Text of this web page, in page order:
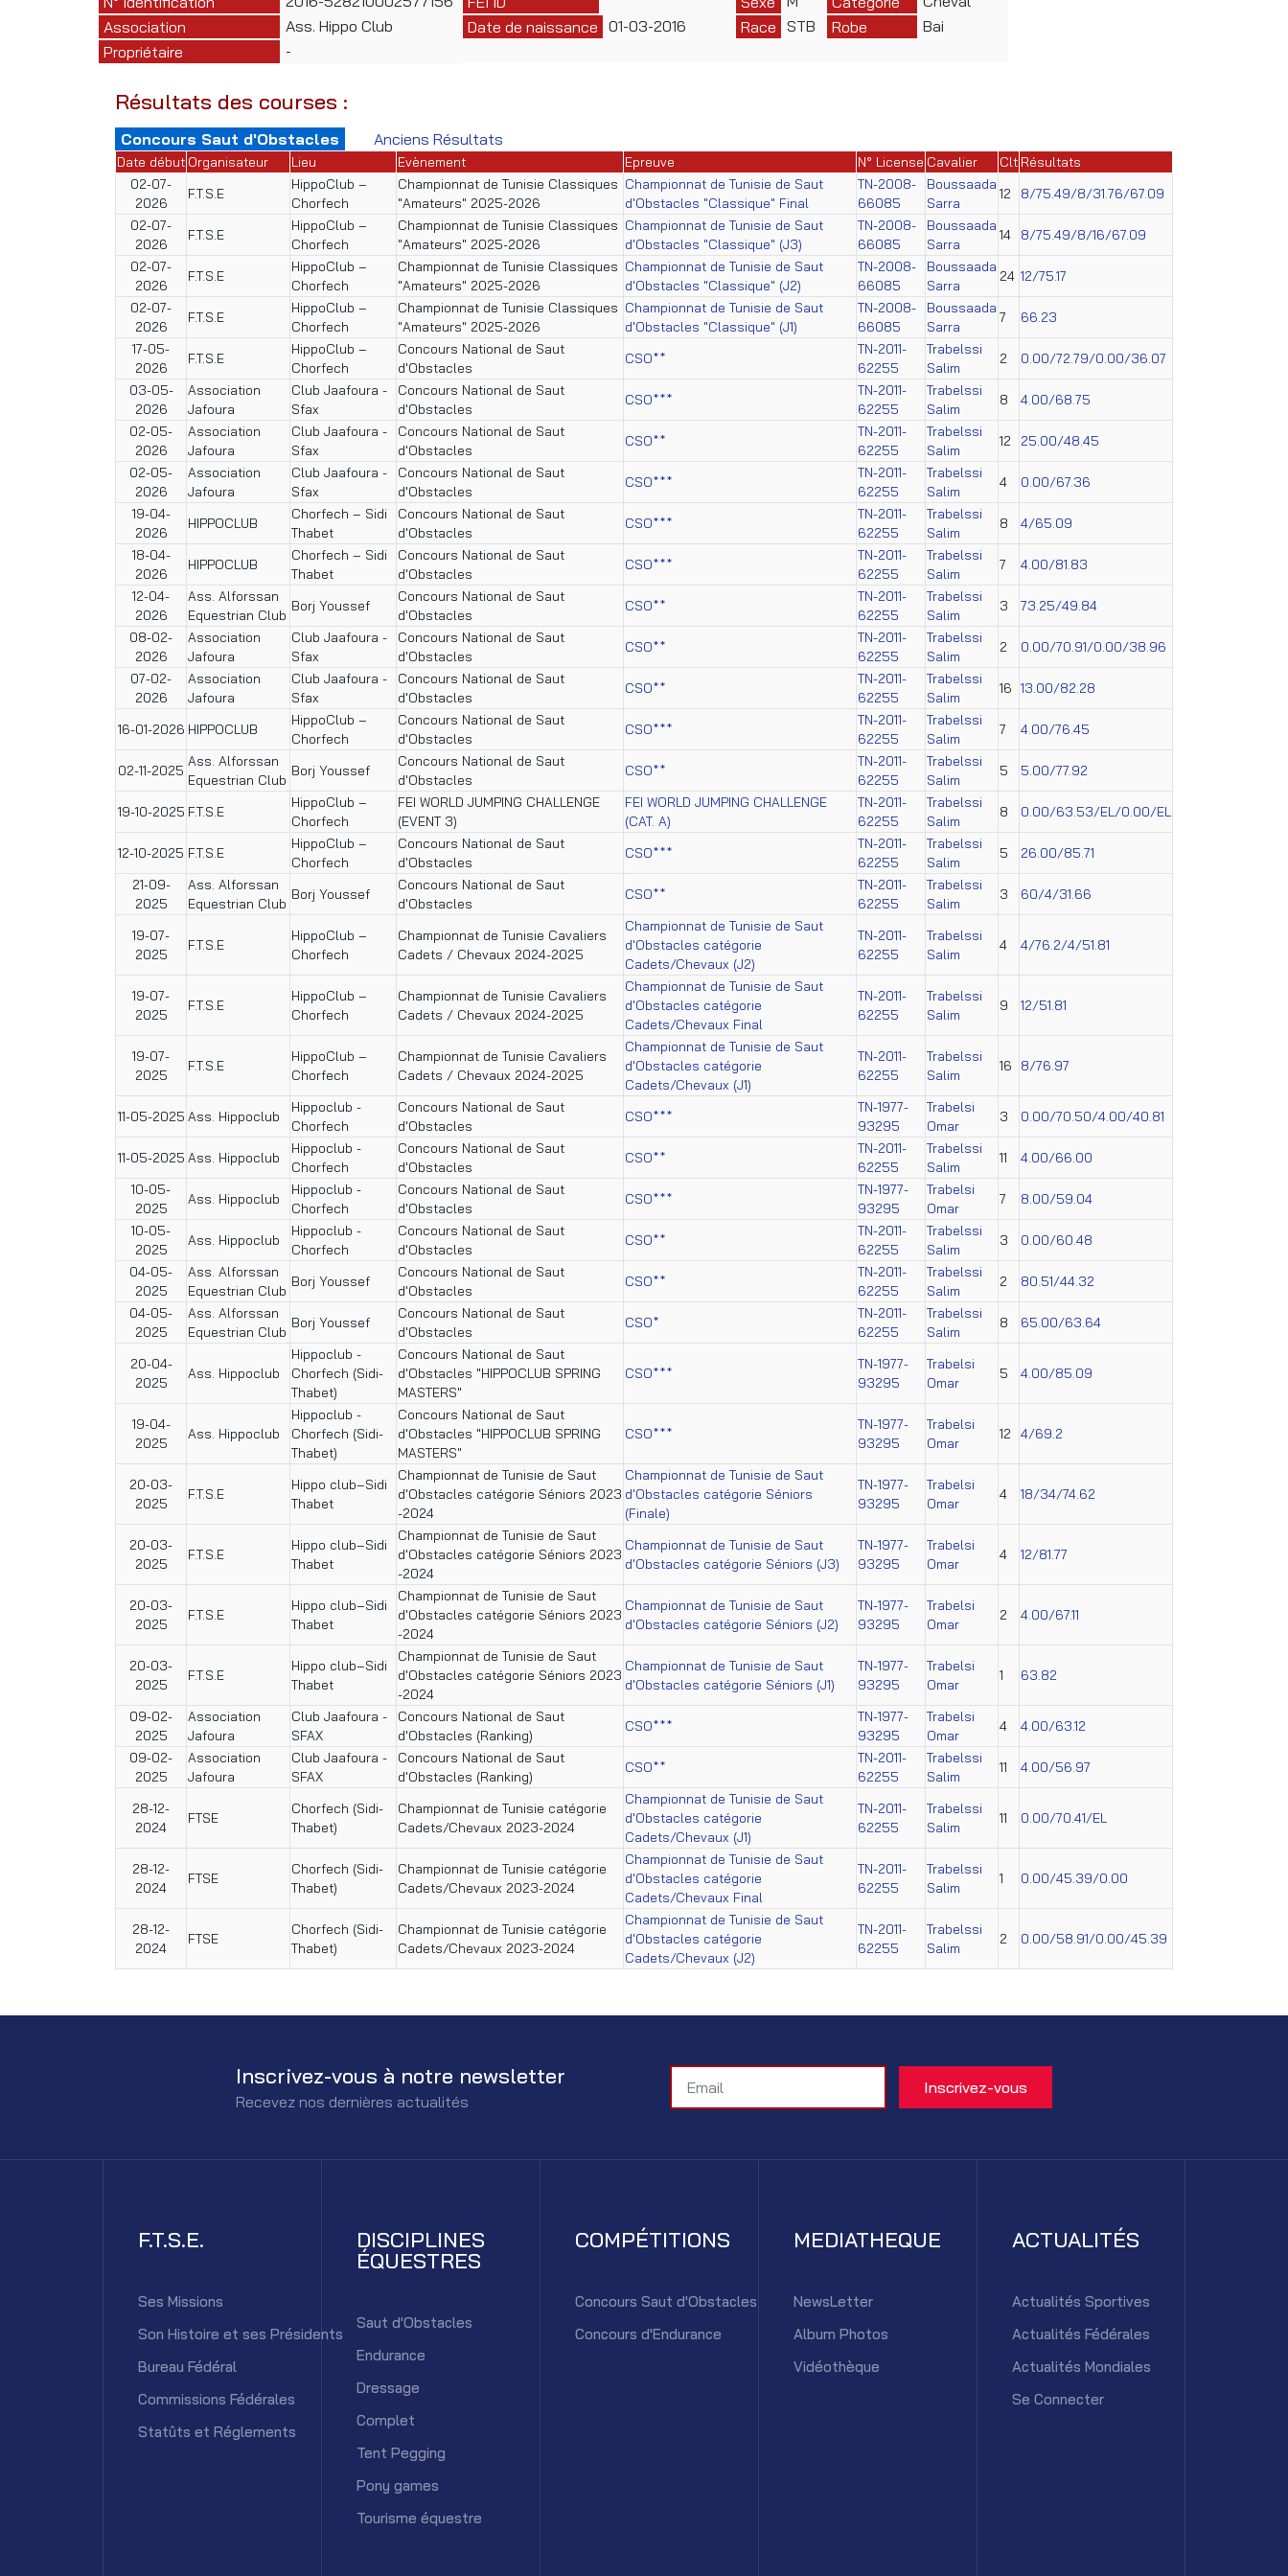
Association
Ass. Hippo Club
Propriétaire
-
Date de naissance 01-03-2016
Race STB
Robe
Bai
Résultats des courses :
Concours Saut d'Obstacles Anciens Résultats
Date début Organisateur Lieu Evènement Epreuve N° License Cavalier Clt Résultats
02-07-
2026
F.T.S.E
HippoClub –
Chorfech
Championnat de Tunisie Classiques
"Amateurs" 2025-2026
Championnat de Tunisie de Saut
d'Obstacles "Classique" Final
TN-2008-
66085
Boussaada
Sarra
12 8/75.49/8/31.76/67.09
02-07-
2026
F.T.S.E
HippoClub –
Chorfech
Championnat de Tunisie Classiques
"Amateurs" 2025-2026
Championnat de Tunisie de Saut
d'Obstacles "Classique" (J3)
TN-2008-
66085
Boussaada
Sarra
14 8/75.49/8/16/67.09
02-07-
2026
F.T.S.E
HippoClub –
Chorfech
Championnat de Tunisie Classiques
"Amateurs" 2025-2026
Championnat de Tunisie de Saut
d'Obstacles "Classique" (J2)
TN-2008-
66085
Boussaada
Sarra
24 12/75.17
02-07-
2026
F.T.S.E
HippoClub –
Chorfech
Championnat de Tunisie Classiques
"Amateurs" 2025-2026
Championnat de Tunisie de Saut
d'Obstacles "Classique" (J1)
TN-2008-
66085
Boussaada
Sarra
7 66.23
17-05-
2026
F.T.S.E
HippoClub –
Chorfech
Concours National de Saut
d'Obstacles
CSO**
TN-2011-
62255
Trabelssi
Salim
2 0.00/72.79/0.00/36.07
03-05-
2026
Association
Jafoura
Club Jaafoura -
Sfax
Concours National de Saut
d'Obstacles
CSO***
TN-2011-
62255
Trabelssi
Salim
8 4.00/68.75
02-05-
2026
Association
Jafoura
Club Jaafoura -
Sfax
Concours National de Saut
d'Obstacles
CSO**
TN-2011-
62255
Trabelssi
Salim
12 25.00/48.45
02-05-
2026
Association
Jafoura
Club Jaafoura -
Sfax
Concours National de Saut
d'Obstacles
CSO***
TN-2011-
62255
Trabelssi
Salim
4 0.00/67.36
19-04-
2026
HIPPOCLUB
Chorfech – Sidi
Thabet
Concours National de Saut
d'Obstacles
CSO***
TN-2011-
62255
Trabelssi
Salim
8 4/65.09
18-04-
2026
HIPPOCLUB
Chorfech – Sidi
Thabet
Concours National de Saut
d'Obstacles
CSO***
TN-2011-
62255
Trabelssi
Salim
7 4.00/81.83
12-04-
2026
Ass. Alforssan
Equestrian Club
Borj Youssef
Concours National de Saut
d'Obstacles
CSO**
TN-2011-
62255
Trabelssi
Salim
3 73.25/49.84
08-02-
2026
Association
Jafoura
Club Jaafoura -
Sfax
Concours National de Saut
d'Obstacles
CSO**
TN-2011-
62255
Trabelssi
Salim
2 0.00/70.91/0.00/38.96
07-02-
2026
Association
Jafoura
Club Jaafoura -
Sfax
Concours National de Saut
d'Obstacles
CSO**
TN-2011-
62255
Trabelssi
Salim
16 13.00/82.28
16-01-2026 HIPPOCLUB
HippoClub –
Chorfech
Concours National de Saut
d'Obstacles
CSO***
TN-2011-
62255
Trabelssi
Salim
7 4.00/76.45
02-11-2025
Ass. Alforssan
Equestrian Club
Borj Youssef
Concours National de Saut
d'Obstacles
CSO**
TN-2011-
62255
Trabelssi
Salim
5 5.00/77.92
19-10-2025 F.T.S.E
HippoClub –
Chorfech
FEI WORLD JUMPING CHALLENGE
(EVENT 3)
FEI WORLD JUMPING CHALLENGE
(CAT. A)
TN-2011-
62255
Trabelssi
Salim
8 0.00/63.53/EL/0.00/EL
12-10-2025 F.T.S.E
HippoClub –
Chorfech
Concours National de Saut
d'Obstacles
CSO***
TN-2011-
62255
Trabelssi
Salim
5 26.00/85.71
21-09-
2025
Ass. Alforssan
Equestrian Club
Borj Youssef
Concours National de Saut
d'Obstacles
CSO**
TN-2011-
62255
Trabelssi
Salim
3 60/4/31.66
19-07-
2025
F.T.S.E
HippoClub –
Chorfech
Championnat de Tunisie Cavaliers
Cadets / Chevaux 2024-2025
Championnat de Tunisie de Saut
d'Obstacles catégorie
Cadets/Chevaux (J2)
TN-2011-
62255
Trabelssi
Salim
4 4/76.2/4/51.81
19-07-
2025
F.T.S.E
HippoClub –
Chorfech
Championnat de Tunisie Cavaliers
Cadets / Chevaux 2024-2025
Championnat de Tunisie de Saut
d'Obstacles catégorie
Cadets/Chevaux Final
TN-2011-
62255
Trabelssi
Salim
9 12/51.81
19-07-
2025
F.T.S.E
HippoClub –
Chorfech
Championnat de Tunisie Cavaliers
Cadets / Chevaux 2024-2025
Championnat de Tunisie de Saut
d'Obstacles catégorie
Cadets/Chevaux (J1)
TN-2011-
62255
Trabelssi
Salim
16 8/76.97
11-05-2025 Ass. Hippoclub
Hippoclub -
Chorfech
Concours National de Saut
d'Obstacles
CSO***
TN-1977-
93295
Trabelsi
Omar
3 0.00/70.50/4.00/40.81
11-05-2025 Ass. Hippoclub
Hippoclub -
Chorfech
Concours National de Saut
d'Obstacles
CSO**
TN-2011-
62255
Trabelssi
Salim
11 4.00/66.00
10-05-
2025
Ass. Hippoclub
Hippoclub -
Chorfech
Concours National de Saut
d'Obstacles
CSO***
TN-1977-
93295
Trabelsi
Omar
7 8.00/59.04
10-05-
2025
Ass. Hippoclub
Hippoclub -
Chorfech
Concours National de Saut
d'Obstacles
CSO**
TN-2011-
62255
Trabelssi
Salim
3 0.00/60.48
04-05-
2025
Ass. Alforssan
Equestrian Club
Borj Youssef
Concours National de Saut
d'Obstacles
CSO**
TN-2011-
62255
Trabelssi
Salim
2 80.51/44.32
04-05-
2025
Ass. Alforssan
Equestrian Club
Borj Youssef
Concours National de Saut
d'Obstacles
CSO*
TN-2011-
62255
Trabelssi
Salim
8 65.00/63.64
20-04-
2025
Ass. Hippoclub
Hippoclub -
Chorfech (Sidi-
Thabet)
Concours National de Saut
d'Obstacles "HIPPOCLUB SPRING
MASTERS"
CSO***
TN-1977-
93295
Trabelsi
Omar
5 4.00/85.09
19-04-
2025
Ass. Hippoclub
Hippoclub -
Chorfech (Sidi-
Thabet)
Concours National de Saut
d'Obstacles "HIPPOCLUB SPRING
MASTERS"
CSO***
TN-1977-
93295
Trabelsi
Omar
12 4/69.2
20-03-
2025
F.T.S.E
Hippo club–Sidi
Thabet
Championnat de Tunisie de Saut
d'Obstacles catégorie Séniors 2023
-2024
Championnat de Tunisie de Saut
d'Obstacles catégorie Séniors
(Finale)
TN-1977-
93295
Trabelsi
Omar
4 18/34/74.62
20-03-
2025
F.T.S.E
Hippo club–Sidi
Thabet
Championnat de Tunisie de Saut
d'Obstacles catégorie Séniors 2023
-2024
Championnat de Tunisie de Saut
d'Obstacles catégorie Séniors (J3)
TN-1977-
93295
Trabelsi
Omar
4 12/81.77
20-03-
2025
F.T.S.E
Hippo club–Sidi
Thabet
Championnat de Tunisie de Saut
d'Obstacles catégorie Séniors 2023
-2024
Championnat de Tunisie de Saut
d'Obstacles catégorie Séniors (J2)
TN-1977-
93295
Trabelsi
Omar
2 4.00/67.11
20-03-
2025
F.T.S.E
Hippo club–Sidi
Thabet
Championnat de Tunisie de Saut
d'Obstacles catégorie Séniors 2023
-2024
Championnat de Tunisie de Saut
d'Obstacles catégorie Séniors (J1)
TN-1977-
93295
Trabelsi
Omar
1 63.82
09-02-
2025
Association
Jafoura
Club Jaafoura -
SFAX
Concours National de Saut
d'Obstacles (Ranking)
CSO***
TN-1977-
93295
Trabelsi
Omar
4 4.00/63.12
09-02-
2025
Association
Jafoura
Club Jaafoura -
SFAX
Concours National de Saut
d'Obstacles (Ranking)
CSO**
TN-2011-
62255
Trabelssi
Salim
11 4.00/56.97
28-12-
2024
FTSE
Chorfech (Sidi-
Thabet)
Championnat de Tunisie catégorie
Cadets/Chevaux 2023-2024
Championnat de Tunisie de Saut
d'Obstacles catégorie
Cadets/Chevaux (J1)
TN-2011-
62255
Trabelssi
Salim
11 0.00/70.41/EL
28-12-
2024
FTSE
Chorfech (Sidi-
Thabet)
Championnat de Tunisie catégorie
Cadets/Chevaux 2023-2024
Championnat de Tunisie de Saut
d'Obstacles catégorie
Cadets/Chevaux Final
TN-2011-
62255
Trabelssi
Salim
1 0.00/45.39/0.00
28-12-
2024
FTSE
Chorfech (Sidi-
Thabet)
Championnat de Tunisie catégorie
Cadets/Chevaux 2023-2024
Championnat de Tunisie de Saut
d'Obstacles catégorie
Cadets/Chevaux (J2)
TN-2011-
62255
Trabelssi
Salim
2 0.00/58.91/0.00/45.39
Inscrivez-vous à notre newsletter
Recevez nos dernières actualités
F.T.S.E.
Ses Missions
Son Histoire et ses Présidents
Bureau Fédéral
Commissions Fédérales
Statûts et Réglements
DISCIPLINES
ÉQUESTRES
Saut d'Obstacles
Endurance
Dressage
Complet
Tent Pegging
Pony games
Tourisme équestre
COMPÉTITIONS
Concours Saut d'Obstacles
Concours d'Endurance
MEDIATHEQUE
NewsLetter
Album Photos
Vidéothèque
ACTUALITÉS
Actualités Sportives
Actualités Fédérales
Actualités Mondiales
Se Connecter